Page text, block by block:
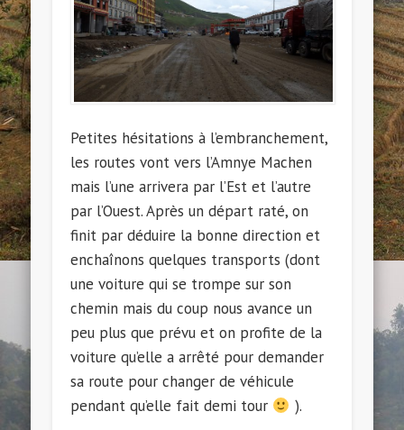
Petites hésitations à l’embranchement,
les routes vont vers l’Amnye Machen
mais l’une arrivera par l’Est et l’autre
par l’Ouest. Après un départ raté, on
finit par déduire la bonne direction et
enchaînons quelques transports (dont
une voiture qui se trompe sur son
chemin mais du coup nous avance un
peu plus que prévu et on profite de la
voiture qu’elle a arrêté pour demander
sa route pour changer de véhicule
pendant qu’elle fait demi tour
).